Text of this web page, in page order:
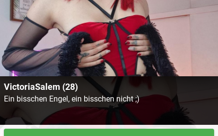
VictoriaSalem (28)
Ein bisschen Engel, ein bisschen nicht ;)